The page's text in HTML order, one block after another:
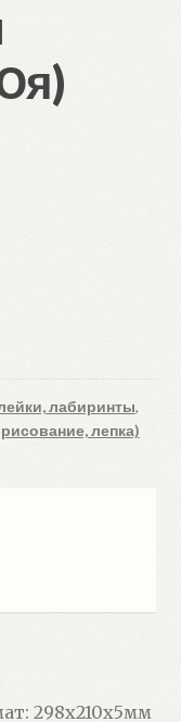
лабиринты,
лепка)
298x210x5мм